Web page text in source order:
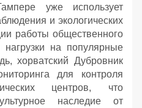
уже использует
и экологических
работы общественного
на популярные
хорватский Дубровник
для контроля
центров, что
наследие от